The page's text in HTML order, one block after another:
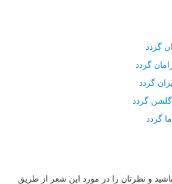
گردد
گردد
گردد
گردد
گردد
و نظرتان را در مورد این شعر از طریق